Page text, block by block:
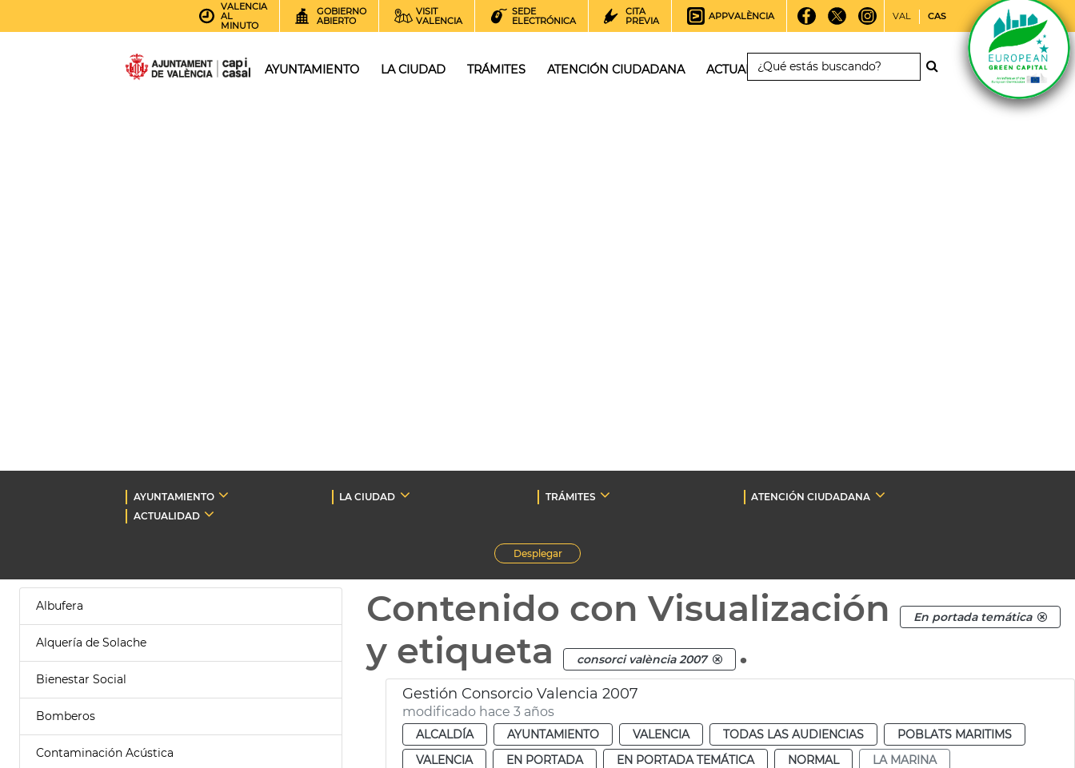
VALENCIA
AL
MINUTO
GOBIERNO
ABIERTO
VISIT
VALENCIA
SEDE
ELECTRÓNICA
CITA
PREVIA
APPVALÈNCIA VAL CAS
AYUNTAMIENTO LA CIUDAD TRÁMITES ATENCIÓN CIUDADANA ACTUALIDAD
AYUNTAMIENTO LA CIUDAD TRÁMITES
ATENCIÓN CIUDADANA
ACTUALIDAD
Desplegar
Albufera
Alquería de Solache
Bienestar Social
Bomberos
Contaminación Acústica
Contenido con Visualización En portada temática
y etiqueta consorci valència 2007 .
Gestión Consorcio Valencia 2007
modificado hace 3 años
ALCALDÍA AYUNTAMIENTO VALENCIA TODAS LAS AUDIENCIAS
POBLATS MARITIMS
VALENCIA
EN PORTADA EN PORTADA TEMÁTICA NORMAL
LA MARINA